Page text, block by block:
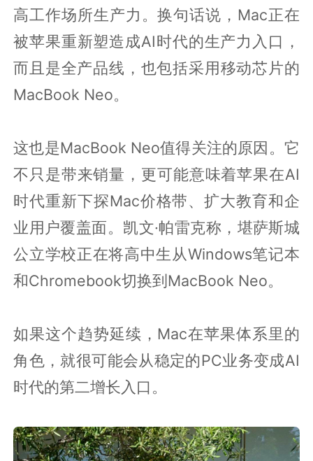
高工作场所生产力。换句话说，Mac正在
被苹果重新塑造成AI时代的生产力入口，
而且是全产品线，也包括采用移动芯片的
MacBook Neo。
这也是MacBook Neo值得关注的原因。它
不只是带来销量，更可能意味着苹果在AI
时代重新下探Mac价格带、扩大教育和企
业用户覆盖面。凯文·帕雷克称，堪萨斯城
公立学校正在将高中生从Windows笔记本
和Chromebook切换到MacBook Neo。
如果这个趋势延续，Mac在苹果体系里的
角色，就很可能会从稳定的PC业务变成AI
时代的第二增长入口。